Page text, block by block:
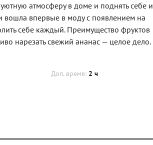
атмосферу в доме и поднять себе и
впервые в моду с появлением на
себе каждый. Преимущество фруктов
нарезать свежий ананас — целое дело.
Доп. время: 2 ч